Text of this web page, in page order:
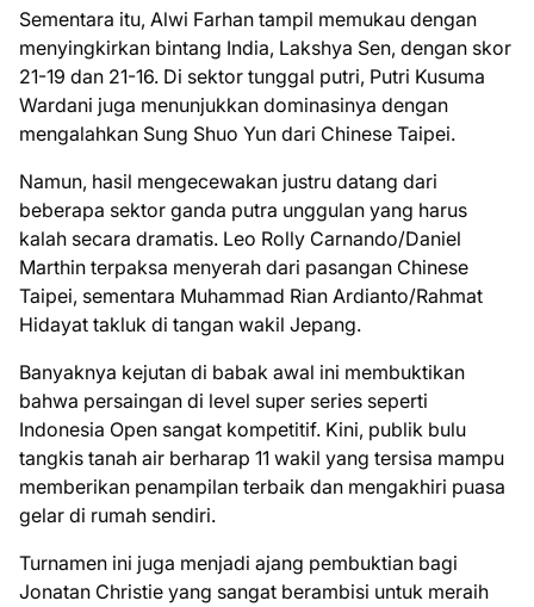
Sementara itu, Alwi Farhan tampil memukau dengan
menyingkirkan bintang India, Lakshya Sen, dengan skor
21-19 dan 21-16. Di sektor tunggal putri, Putri Kusuma
Wardani juga menunjukkan dominasinya dengan
mengalahkan Sung Shuo Yun dari Chinese Taipei.
Namun, hasil mengecewakan justru datang dari
beberapa sektor ganda putra unggulan yang harus
kalah secara dramatis. Leo Rolly Carnando/Daniel
Marthin terpaksa menyerah dari pasangan Chinese
Taipei, sementara Muhammad Rian Ardianto/Rahmat
Hidayat takluk di tangan wakil Jepang.
Banyaknya kejutan di babak awal ini membuktikan
bahwa persaingan di level super series seperti
Indonesia Open sangat kompetitif. Kini, publik bulu
tangkis tanah air berharap 11 wakil yang tersisa mampu
memberikan penampilan terbaik dan mengakhiri puasa
gelar di rumah sendiri.
Turnamen ini juga menjadi ajang pembuktian bagi
Jonatan Christie yang sangat berambisi untuk meraih